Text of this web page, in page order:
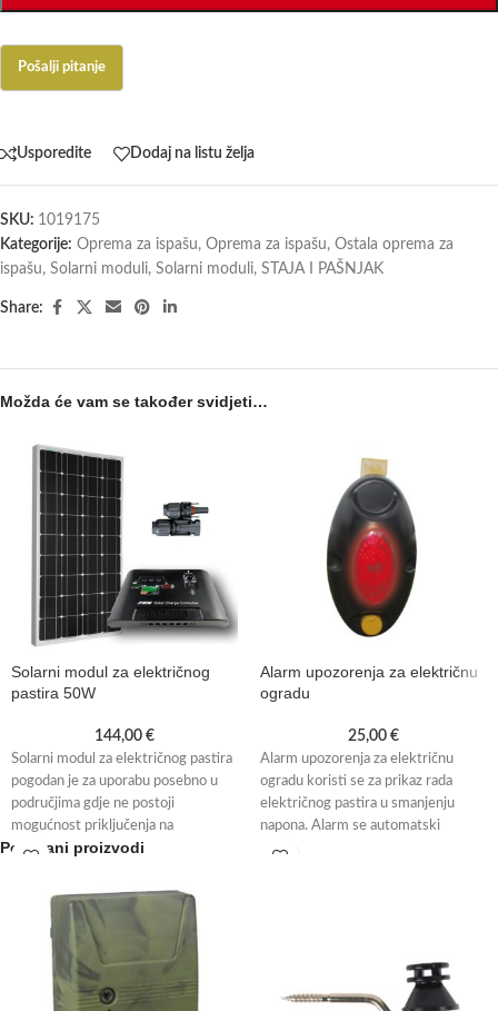
Usporedite Dodaj na listu želja
SKU: 1019175
Kategorije: Oprema za ispašu, Oprema za ispašu, Ostala oprema za
ispašu, Solarni moduli, Solarni moduli, STAJA I PAŠNJAK
Share:
Možda će vam se također svidjeti…
Solarni modul za električnog
pastira 50W
144,00 €
Solarni modul za električnog pastira
pogodan je za uporabu posebno u
područjima gdje ne postoji
mogućnost priključenja na
električnu mrežu.
Alarm upozorenja za električnu
ogradu
25,00 €
Alarm upozorenja za električnu
ogradu koristi se za prikaz rada
električnog pastira u smanjenju
napona. Alarm se automatski
aktivira treptanjem
Povezani proizvodi